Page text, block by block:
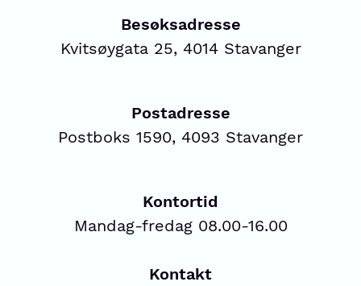
Besøksadresse
Kvitsøygata 25, 4014 Stavanger
Postadresse
Postboks 1590, 4093 Stavanger
Kontortid
Mandag-fredag 08.00-16.00
Kontakt